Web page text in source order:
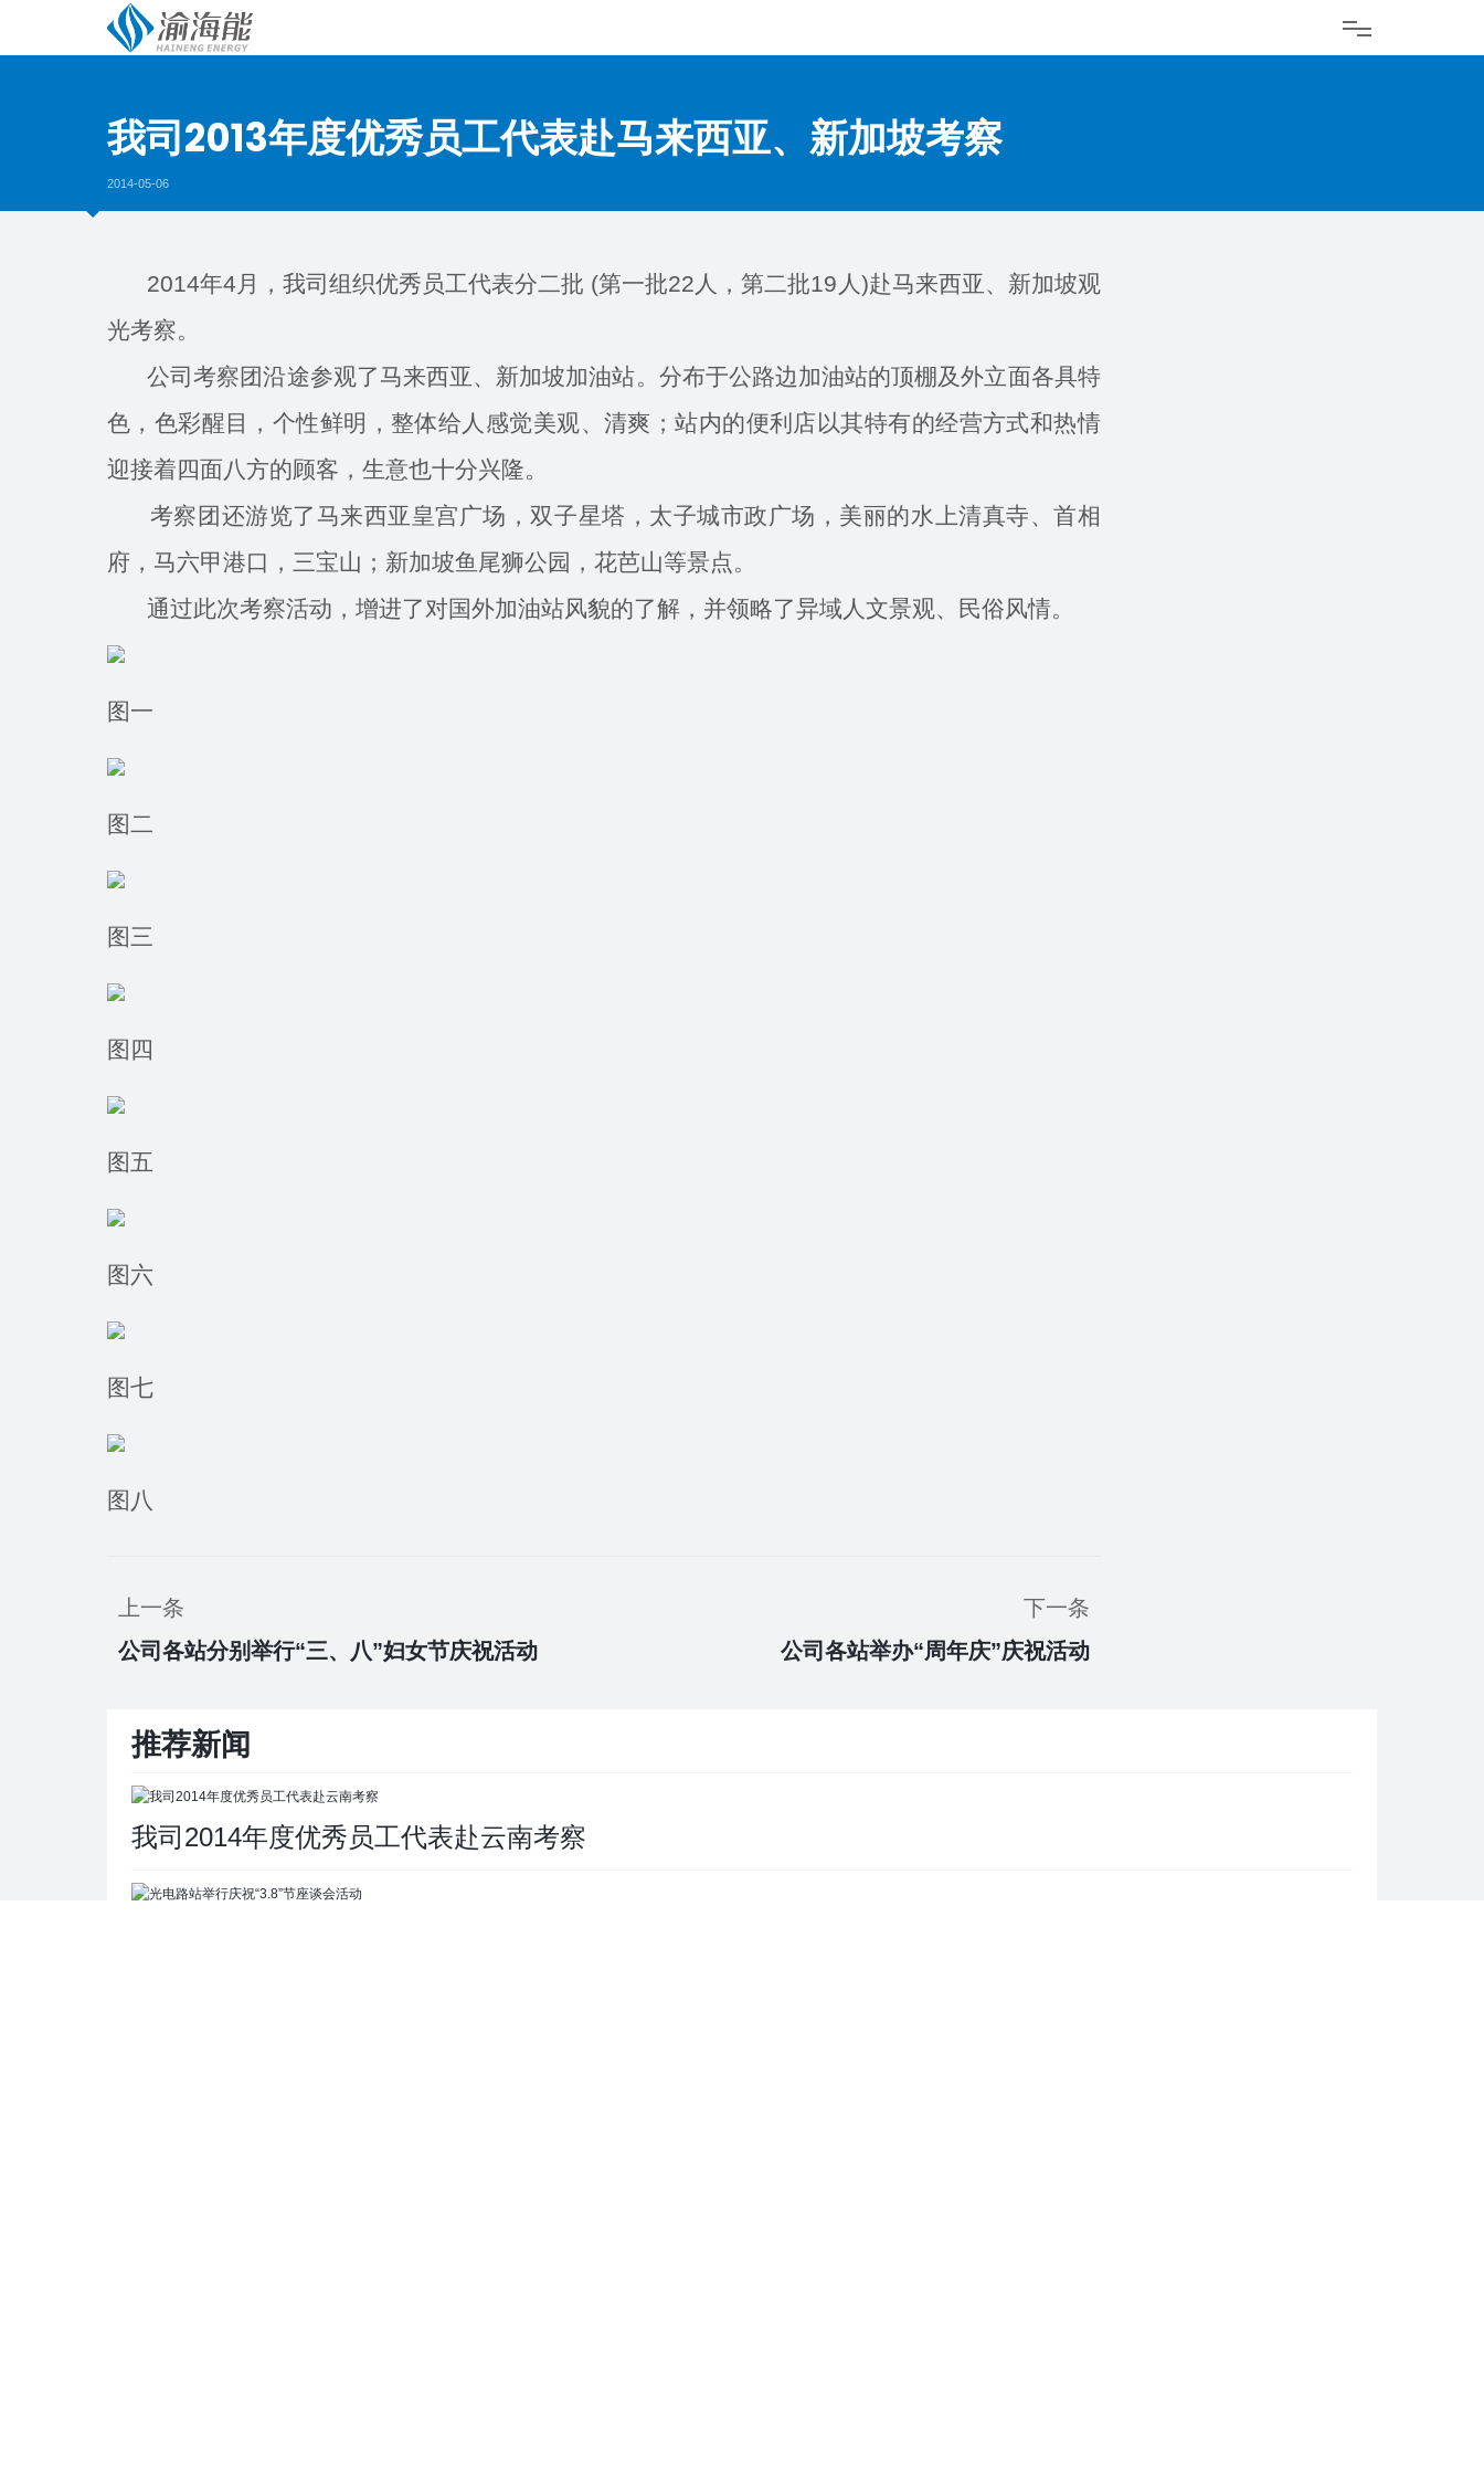
我司2013年度优秀员工代表赴马来西亚、新加坡考察
2014-05-06
2014年4月，我司组织优秀员工代表分二批 (第一批22人，第二批19人)赴马来西亚、新加坡观
光考察。
公司考察团沿途参观了马来西亚、新加坡加油站。分布于公路边加油站的顶棚及外立面各具特
色，色彩醒目，个性鲜明，整体给人感觉美观、清爽；站内的便利店以其特有的经营方式和热情
迎接着四面八方的顾客，生意也十分兴隆。
考察团还游览了马来西亚皇宫广场，双子星塔，太子城市政广场，美丽的水上清真寺、首相
府，马六甲港口，三宝山；新加坡鱼尾狮公园，花芭山等景点。
通过此次考察活动，增进了对国外加油站风貌的了解，并领略了异域人文景观、民俗风情。
图一
图二
图三
图四
图五
图六
图七
图八
上一条
公司各站分别举行“三、八”妇女节庆祝活动
下一条
公司各站举办“周年庆”庆祝活动
推荐新闻
我司2014年度优秀员工代表赴云南考察